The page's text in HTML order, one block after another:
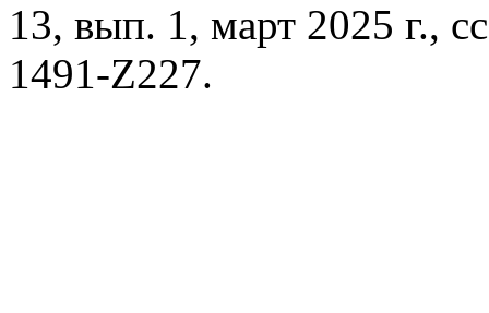
13, вып. 1, март 2025 г.,
1491-Z227.